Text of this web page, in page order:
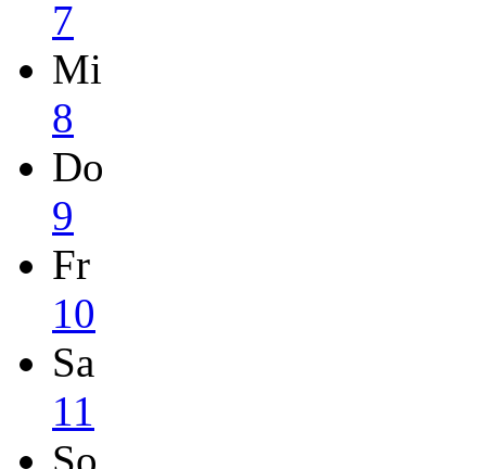
7
Mi
8
Do
9
Fr
10
Sa
11